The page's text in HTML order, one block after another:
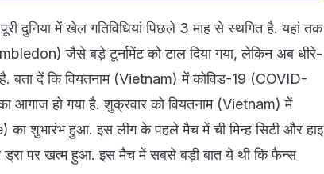
दुनिया में खेल गतिविधियां पिछले 3 माह से स्थगित है. यहां तक
जैसे बड़े टूर्नामेंट को टाल दिया गया, लेकिन अब धीरे-
है. बता दें कि वियतनाम (Vietnam) में कोविड-19 (COVID-
आगाज हो गया है. शुक्रवार को वियतनाम (Vietnam) में
का शुभारंभ हुआ. इस लीग के पहले मैच में ची मिन्ह सिटी और हाइ
ड्रा पर खत्म हुआ. इस मैच में सबसे बड़ी बात ये थी कि फैन्स